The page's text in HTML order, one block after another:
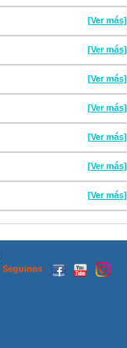
[Ver más]
[Ver más]
[Ver más]
[Ver más]
[Ver más]
[Ver más]
[Ver más]
Seguinos